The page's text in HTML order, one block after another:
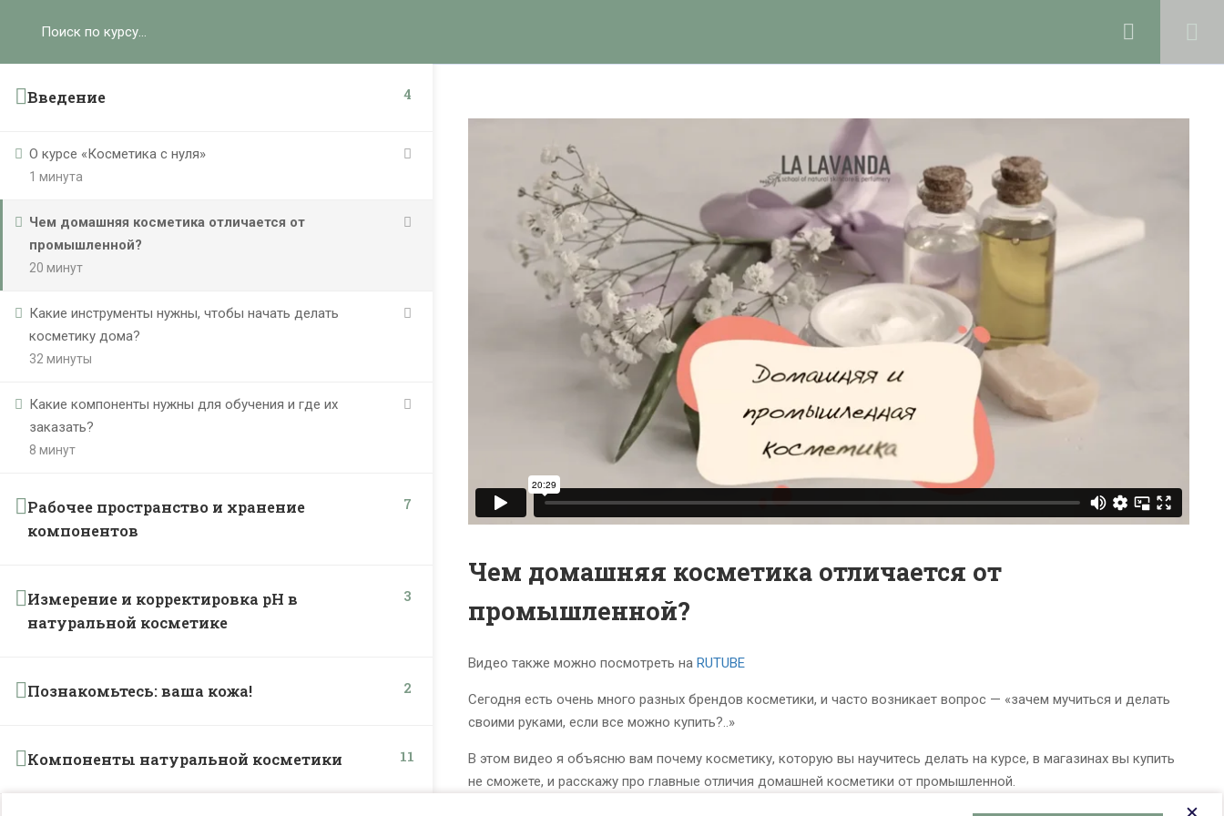
Введение 4
О курсе «Косметика с нуля»
1 минута
Чем домашняя косметика отличается от
промышленной?
20 минут
Какие инструменты нужны, чтобы начать делать
косметику дома?
32 минуты
Какие компоненты нужны для обучения и где их
заказать?
8 минут
Рабочее пространство и хранение
компонентов
7
Измерение и корректировка рН в
натуральной косметике
3
Познакомьтесь: ваша кожа! 2
Компоненты натуральной косметики 11
Чем домашняя косметика отличается от
промышленной?
Видео также можно посмотреть на RUTUBE
Сегодня есть очень много разных брендов косметики, и часто возникает вопрос — «зачем мучиться и делать
своими руками, если все можно купить?..»
В этом видео я объясню вам почему косметику, которую вы научитесь делать на курсе, в магазинах вы купить
не сможете, и расскажу про главные отличия домашней косметики от промышленной.
Ольга Ларноди, 2025
hello@lalavanda.school
КНИГИ КУРСЫ БЛОГ О ШКОЛЕ
Контакты
Карта сайта
Поддержка и раскрутка сайта —